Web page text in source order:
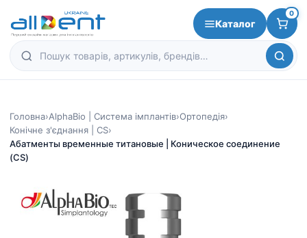
Каталог
0
Головна›AlphaBio | Система імплантів›Ортопедія›
Конічне з'єднання | CS›
Абатменты временные титановые | Коническое соединение
(CS)